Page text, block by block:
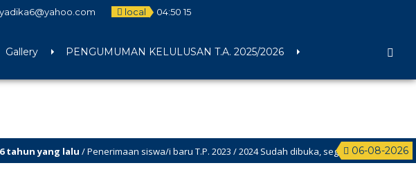
local 04:50 15
Gallery PENGUMUMAN KELULUSAN T.A. 2025/2026
06-08-2026
yang lalu/ Penerimaan siswa/i baru T.P. 2023 / 2024 Sudah dibuka, segera daftarkan putra